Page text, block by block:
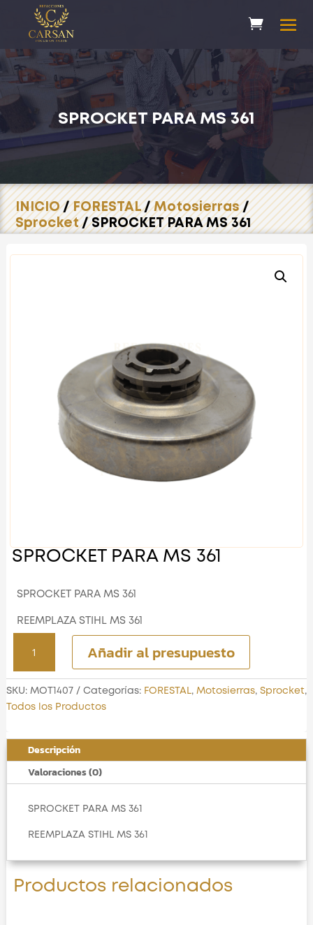
SPROCKET PARA MS 361
INICIO/FORESTAL/Motosierras/
Sprocket/ SPROCKET PARA MS 361
SPROCKET PARA MS 361
SPROCKET PARA MS 361
REEMPLAZA STIHL MS 361
PARA
MS
361
cantidad
Añadir al presupuesto
SKU: MOT1407 Categorías: FORESTAL, Motosierras, Sprocket,
Todos los Productos
Descripción
Valoraciones (0)
SPROCKET PARA MS 361
REEMPLAZA STIHL MS 361
Productos relacionados